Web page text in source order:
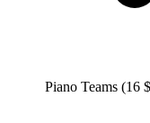
Piano Teams (16 $